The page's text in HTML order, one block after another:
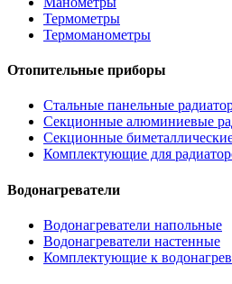
Термометры
Термоманометры
Отопительные приборы
Стальные панельные
Секционные алюминиевые
Секционные
Комплектующие для
Водонагреватели
Водонагреватели напольные
Водонагреватели настенные
Комплектующие к